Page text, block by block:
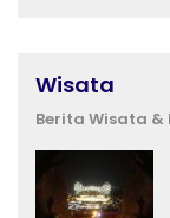
Wisata
Berita Wisata &